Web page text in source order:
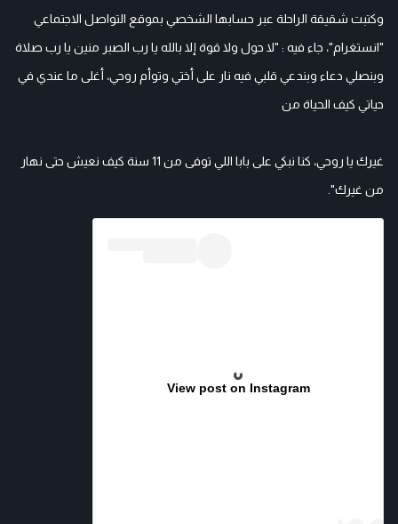
وكتبت شقيقة الراحلة عبر حسابها الشخصي بموقع التواصل الاجتماعي
"انستغرام"، جاء فيه : "لا حول ولا قوة إلا بالله يا رب الصبر منين يا رب صلاة
وبنصلي دعاء وبندعي قلبي فيه نار على أختي وتوأم روحي، أغلى ما عندي في
حياتي كيف الحياة من
غيرك يا روحي، كنا نبكي على بابا اللي توفى من 11 سنة كيف نعيش حتى نهار
من غيرك".
View post on Instagram